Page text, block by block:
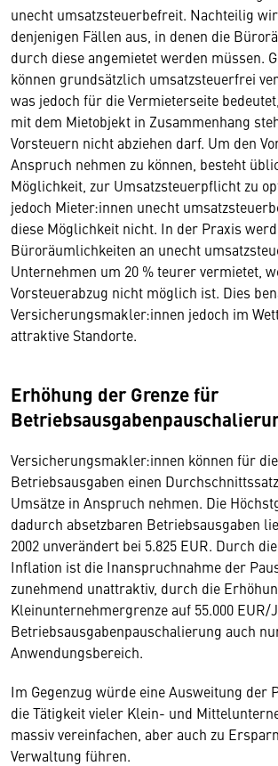
unecht umsatzsteuerbefreit. Nachteilig
denjenigen Fällen aus, in denen die
durch diese angemietet werden müssen.
können grundsätzlich umsatzsteuerfrei
was jedoch für die Vermieterseite
mit dem Mietobjekt in Zusammenhang
Vorsteuern nicht abziehen darf. Um den
Anspruch nehmen zu können, besteht
Möglichkeit, zur Umsatzsteuerpflicht zu
jedoch Mieter:innen unecht
diese Möglichkeit nicht. In der Praxis
Büroräumlichkeiten an unecht
Unternehmen um 20 % teurer vermietet,
Vorsteuerabzug nicht möglich ist. Dies
Versicherungsmakler:innen jedoch im
attraktive Standorte.
Erhöhung der Grenze für
Versicherungsmakler:innen können für
Betriebsausgaben einen
Umsätze in Anspruch nehmen. Die
dadurch absetzbaren Betriebsausgaben
2002 unverändert bei 5.825 EUR. Durch
Inflation ist die Inanspruchnahme der
zunehmend unattraktiv, durch die
Kleinunternehmergrenze auf 55.000
Betriebsausgabenpauschalierung auch
Anwendungsbereich.
Im Gegenzug würde eine Ausweitung der
die Tätigkeit vieler Klein- und
massiv vereinfachen, aber auch zu
Verwaltung führen.